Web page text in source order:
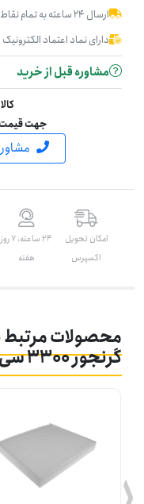
ارسال ۲۴ ساعته به تمام نقاط ایران
دارای نماد اعتماد الکترونیک
مشاوره قبل از خرید
جهت قیمت
امکان تحویل
اکسپرس
۲۴ ساعته، ۷ روز
هفته
محصولات مرتبط
گرنجور 3300 سی سی (2006-2010)